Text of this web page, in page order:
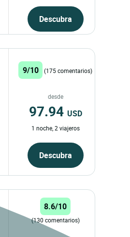
Descubra
9/10 (175 comentarios)
desde
97.94 USD
1 noche, 2 viajeros
Descubra
8.6/10
(130 comentarios)